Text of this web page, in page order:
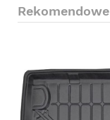
Rekomendowe